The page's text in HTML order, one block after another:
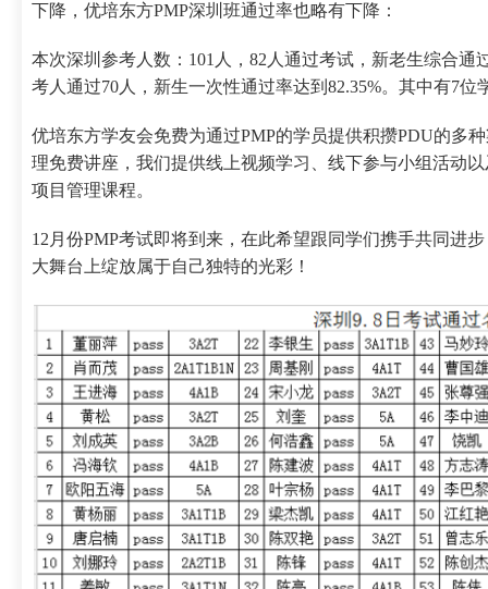
下降，优培东方PMP深圳班通过率也略有下降：
本次深圳参考人数：101人，82人通过考试，新老生综合通
考人通过70人，新生一次性通过率达到82.35%。其中有7位
优培东方学友会免费为通过PMP的学员提供积攒PDU的多
理免费讲座，我们提供线上视频学习、线下参与小组活动
项目管理课程。
12月份PMP考试即将到来，在此希望跟同学们携手共同进
大舞台上绽放属于自己独特的光彩！